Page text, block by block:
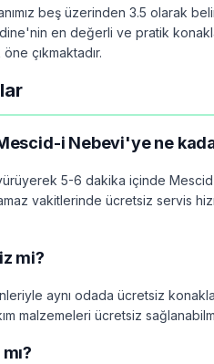
beş üzerinden 3.5 olarak
en değerli ve pratik
çıkmaktadır.
i Nebevi'ye ne
5-6 dakika içinde
vakitlerinde ücretsiz servis
mi?
aynı odada ücretsiz
malzemeleri ücretsiz